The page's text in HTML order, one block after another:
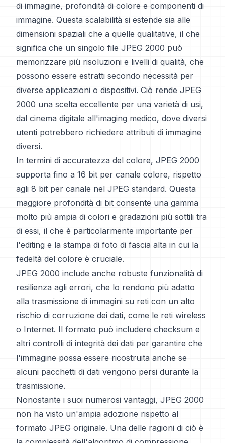
di immagine, profondità di colore e componenti di
immagine. Questa scalabilità si estende sia alle
dimensioni spaziali che a quelle qualitative, il che
significa che un singolo file JPEG 2000 può
memorizzare più risoluzioni e livelli di qualità, che
possono essere estratti secondo necessità per
diverse applicazioni o dispositivi. Ciò rende JPEG
2000 una scelta eccellente per una varietà di usi,
dal cinema digitale all'imaging medico, dove diversi
utenti potrebbero richiedere attributi di immagine
diversi.
In termini di accuratezza del colore, JPEG 2000
supporta fino a 16 bit per canale colore, rispetto
agli 8 bit per canale nel JPEG standard. Questa
maggiore profondità di bit consente una gamma
molto più ampia di colori e gradazioni più sottili tra
di essi, il che è particolarmente importante per
l'editing e la stampa di foto di fascia alta in cui la
fedeltà del colore è cruciale.
JPEG 2000 include anche robuste funzionalità di
resilienza agli errori, che lo rendono più adatto
alla trasmissione di immagini su reti con un alto
rischio di corruzione dei dati, come le reti wireless
o Internet. Il formato può includere checksum e
altri controlli di integrità dei dati per garantire che
l'immagine possa essere ricostruita anche se
alcuni pacchetti di dati vengono persi durante la
trasmissione.
Nonostante i suoi numerosi vantaggi, JPEG 2000
non ha visto un'ampia adozione rispetto al
formato JPEG originale. Una delle ragioni di ciò è